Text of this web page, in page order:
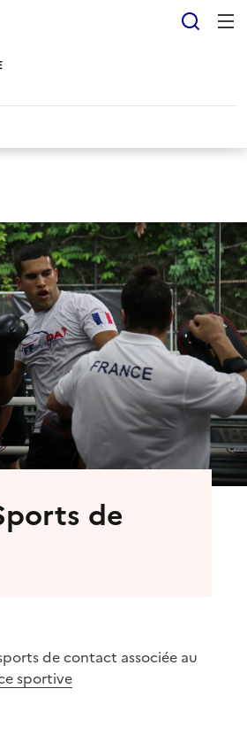
de
de contact associée au
sportive
cookies tarteaucitron